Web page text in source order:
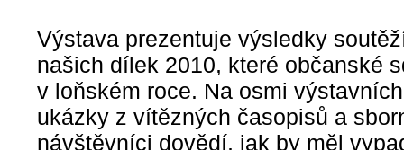
Výstava prezentuje výsledky
našich dílek 2010, které občanské
v loňském roce. Na osmi
ukázky z vítězných časopisů a
návštěvníci dovědí, jak by měl